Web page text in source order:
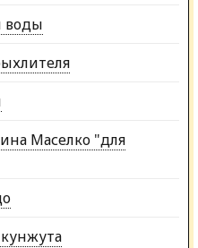
воды
Маселко "для